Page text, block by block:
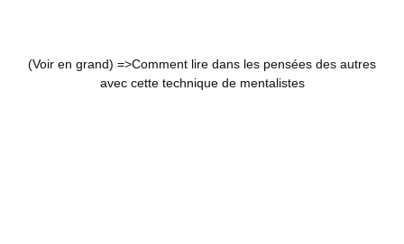
(Voir en grand) =>Comment lire dans les pensées des autres
avec cette technique de mentalistes